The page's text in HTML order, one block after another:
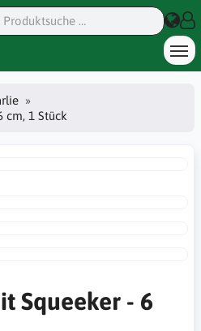
cm, 1 Stück
Squeeker - 6